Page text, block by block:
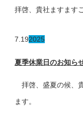
拝啓、貴社ますます
7.192025
夏季休業日のお知ら
拝啓、盛夏の候、
ます。